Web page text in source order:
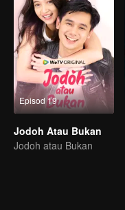
Episod 19
Jodoh Atau Bukan
Jodoh atau Bukan